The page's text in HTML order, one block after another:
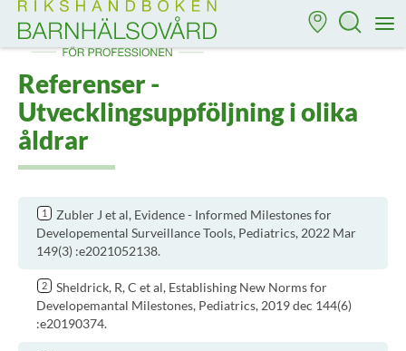
Till startsidan för Rikshandboken i barnhälsovård
Referenser -
Utvecklingsuppföljning i olika
åldrar
Zubler J et al, Evidence - Informed Milestones for
Developemental Surveillance Tools, Pediatrics, 2022 Mar
149(3) :e2021052138.
Sheldrick, R, C et al, Establishing New Norms for
Developemantal Milestones, Pediatrics, 2019 dec 144(6)
:e20190374.